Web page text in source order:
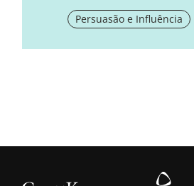
Persuasão e Influência